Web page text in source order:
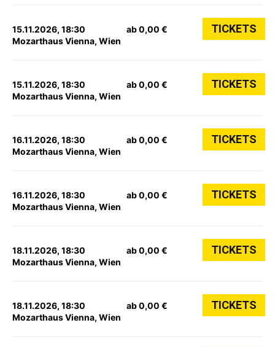
15.11.2026, 18:30
Mozarthaus Vienna, Wien
ab 0,00 € TICKETS
15.11.2026, 18:30
Mozarthaus Vienna, Wien
ab 0,00 € TICKETS
16.11.2026, 18:30
Mozarthaus Vienna, Wien
ab 0,00 € TICKETS
16.11.2026, 18:30
Mozarthaus Vienna, Wien
ab 0,00 € TICKETS
18.11.2026, 18:30
Mozarthaus Vienna, Wien
ab 0,00 € TICKETS
18.11.2026, 18:30
Mozarthaus Vienna, Wien
ab 0,00 € TICKETS